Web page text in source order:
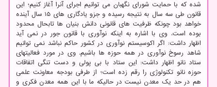
شده که با حمایت شورای نگهبان می توانیم اجرای آنرا آغاز کنیم؛ این
قانون طی سه سال به نتیجه رسیده و جزو یادگاری های 15 سال آینده
خواهد بود چونکه ظرفیت های قانونی دانش بنیان ها تابحال محدود
بوده است. وی با اشاره به اینکه نوآوری با قانون جور در نمی آید
اظهار داشت: اگر اکوسیستم نوآوری در کشور حاکم نباشد نمی توانیم
شاهد رسوخ نوآوری در همه حوزه ها باشیم. وی در مورد فعالیتهای
ستاد نانو اظهار داشت: این ستاد با بی پولی و دست تنگی اتفاقات
حوزه نانو تکنولوژی را رقم زده است؛ از طرفی بودجه معاونت علمی
هم در حد یک معدن نیست در حالیکه ما با این همه معدن فکری و